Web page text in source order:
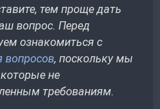
тем проще дать
вопрос. Перед
ознакомиться с
вопросов, поскольку мы
не
требованиям.